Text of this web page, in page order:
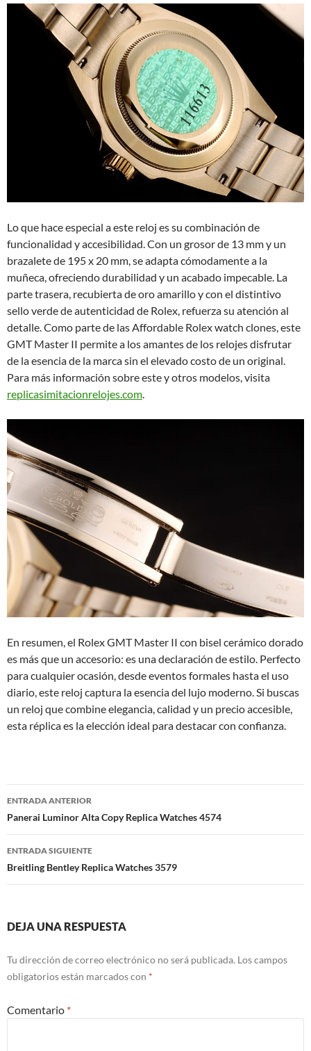
Lo que hace especial a este reloj es su combinación de
funcionalidad y accesibilidad. Con un grosor de 13 mm y un
brazalete de 195 x 20 mm, se adapta cómodamente a la
muñeca, ofreciendo durabilidad y un acabado impecable. La
parte trasera, recubierta de oro amarillo y con el distintivo
sello verde de autenticidad de Rolex, refuerza su atención al
detalle. Como parte de las Affordable Rolex watch clones, este
GMT Master II permite a los amantes de los relojes disfrutar
de la esencia de la marca sin el elevado costo de un original.
Para más información sobre este y otros modelos, visita
replicasimitacionrelojes.com
En resumen, el Rolex GMT Master II con bisel cerámico dorado
es más que un accesorio: es una declaración de estilo. Perfecto
para cualquier ocasión, desde eventos formales hasta el uso
diario, este reloj captura la esencia del lujo moderno. Si buscas
un reloj que combine elegancia, calidad y un precio accesible,
esta réplica es la elección ideal para destacar con confianza.
Navegación
de
entradas
ENTRADA ANTERIOR
Panerai Luminor Alta Copy Replica Watches 4574
ENTRADA SIGUIENTE
Breitling Bentley Replica Watches 3579
DEJA UNA RESPUESTA
Tu dirección de correo electrónico no será publicada. Los campos
obligatorios están marcados con *
Comentario *